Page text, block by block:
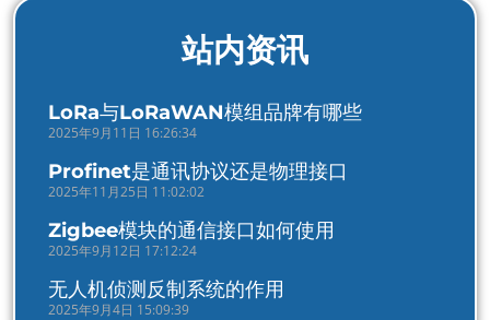
站内资讯
LoRa与LoRaWAN模组品牌有哪些
2025年9月11日 16:26:34
Profinet是通讯协议还是物理接口
2025年11月25日 11:02:02
Zigbee模块的通信接口如何使用
2025年9月12日 17:12:24
无人机侦测反制系统的作用
2025年9月4日 15:09:39